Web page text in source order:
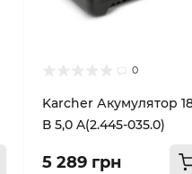
0
Karcher Акумулятор
В 5,0 A(2.445-035.0)
5 289 грн